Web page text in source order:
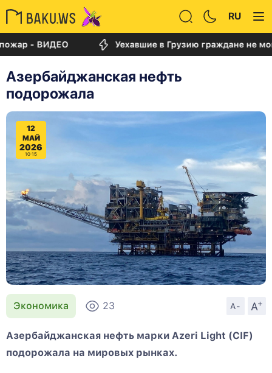
RU
ВИДЕО Уехавшие в Грузию граждане не могут
Азербайджанская нефть
подорожала
12
МАЙ
2026
10:15
Экономика 23 A- A
+
Азербайджанская нефть марки Azeri Light (CIF)
подорожала на мировых рынках.